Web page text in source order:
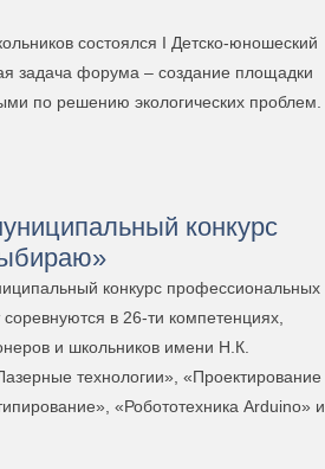
состоялся I Детско-юношеский
задача форума – создание площадки
по решению экологических проблем.
конкурс
конкурс профессиональных
в 26-ти компетенциях,
и школьников имени Н.К.
технологии», «Проектирование
«Робототехника Arduino» и